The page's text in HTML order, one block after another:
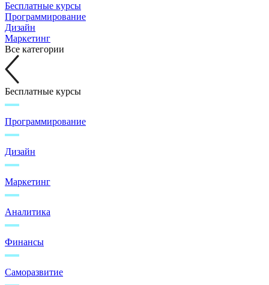
Бесплатные курсы
Программирование
Дизайн
Маркетинг
Все категории
Бесплатные курсы
Программирование
Дизайн
Маркетинг
Аналитика
Финансы
Саморазвитие